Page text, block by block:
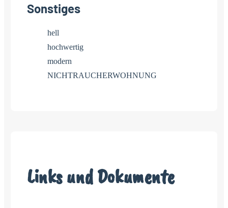
Sonstiges
hell
hochwertig
modern
NICHTRAUCHERWOHNUNG
Links und Dokumente